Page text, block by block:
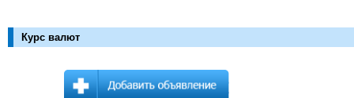
Курс валют